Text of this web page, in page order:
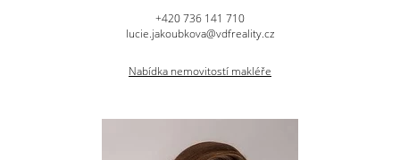
+420 736 141 710
lucie.jakoubkova@vdfreality.cz
Nabídka nemovitostí makléře